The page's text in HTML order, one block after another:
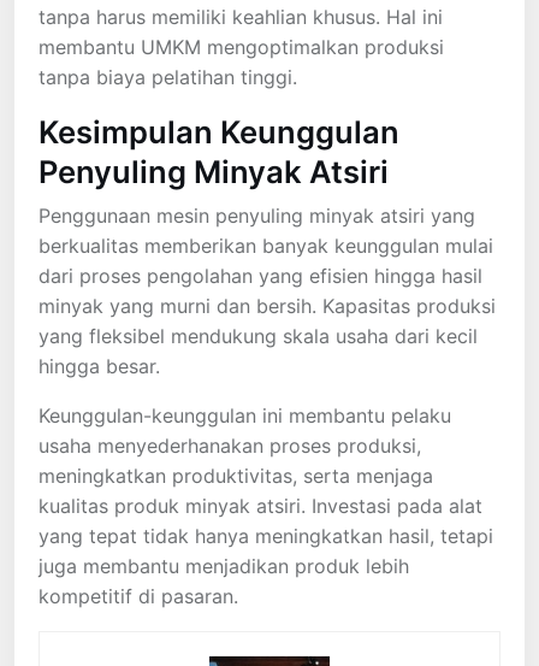
tanpa harus memiliki keahlian khusus. Hal ini
membantu UMKM mengoptimalkan produksi
tanpa biaya pelatihan tinggi.
Kesimpulan Keunggulan
Penyuling Minyak Atsiri
Penggunaan mesin penyuling minyak atsiri yang
berkualitas memberikan banyak keunggulan mulai
dari proses pengolahan yang efisien hingga hasil
minyak yang murni dan bersih. Kapasitas produksi
yang fleksibel mendukung skala usaha dari kecil
hingga besar.
Keunggulan-keunggulan ini membantu pelaku
usaha menyederhanakan proses produksi,
meningkatkan produktivitas, serta menjaga
kualitas produk minyak atsiri. Investasi pada alat
yang tepat tidak hanya meningkatkan hasil, tetapi
juga membantu menjadikan produk lebih
kompetitif di pasaran.